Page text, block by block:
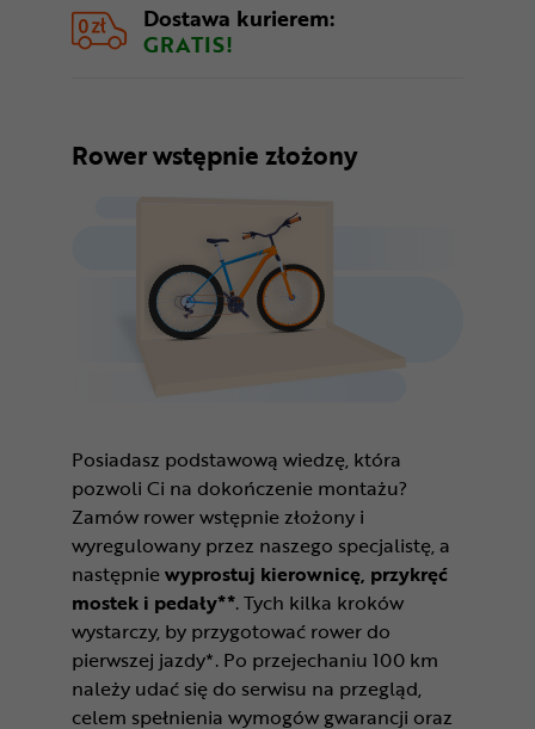
Dostawa kurierem:
GRATIS!
Rower wstępnie złożony
Posiadasz podstawową wiedzę, która
pozwoli Ci na dokończenie montażu?
Zamów rower wstępnie złożony i
wyregulowany przez naszego specjalistę, a
następniewyprostuj kierownicę, przykręć
mostek i pedały**. Tych kilka kroków
wystarczy, by przygotować rower do
pierwszej jazdy*. Po przejechaniu 100 km
należy udać się do serwisu na przegląd,
celem spełnienia wymogów gwarancji oraz